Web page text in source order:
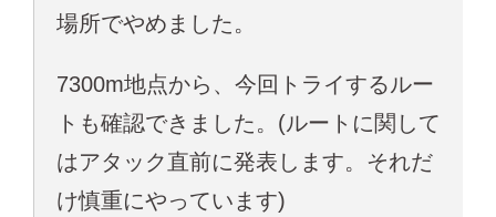
場所でやめました。
7300m地点から、今回トライするルー
トも確認できました。(ルートに関して
はアタック直前に発表します。それだ
け慎重にやっています)